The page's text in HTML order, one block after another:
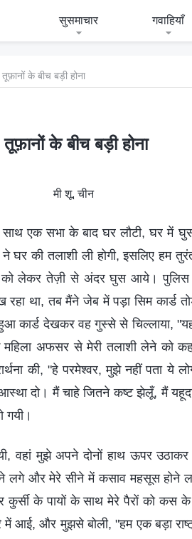
सुसमाचार गवाहियाँ
के बीच बड़ी होना
के बीच बड़ी होना
मी शू, चीन
एक सभा के बाद घर लौटी, घर में
घर की तलाशी ली होगी, इसलिए हम
को लेकर तेज़ी से अंदर घुस आये।
था, तब मैंने जेब में पड़ा सिम कार्ड
कार्ड देखकर वह गुस्से से चिल्लाया,
अफसर से मेरी तलाशी लेने को
की, "हे परमेश्वर, मुझे नहीं पता ये
दो। मैं चाहे जितने कष्ट झेलूँ, मैं
गयी।
वहां मुझे अपने दोनों हाथ ऊपर
लगे और मेरे सीने में कसाव महसूस होने
कुर्सी के पायों के साथ मेरे पैरों को कस के
और मुझसे बोली, "हम एक बड़ा